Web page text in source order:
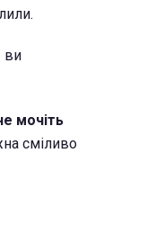
ви
мочіть
сміливо